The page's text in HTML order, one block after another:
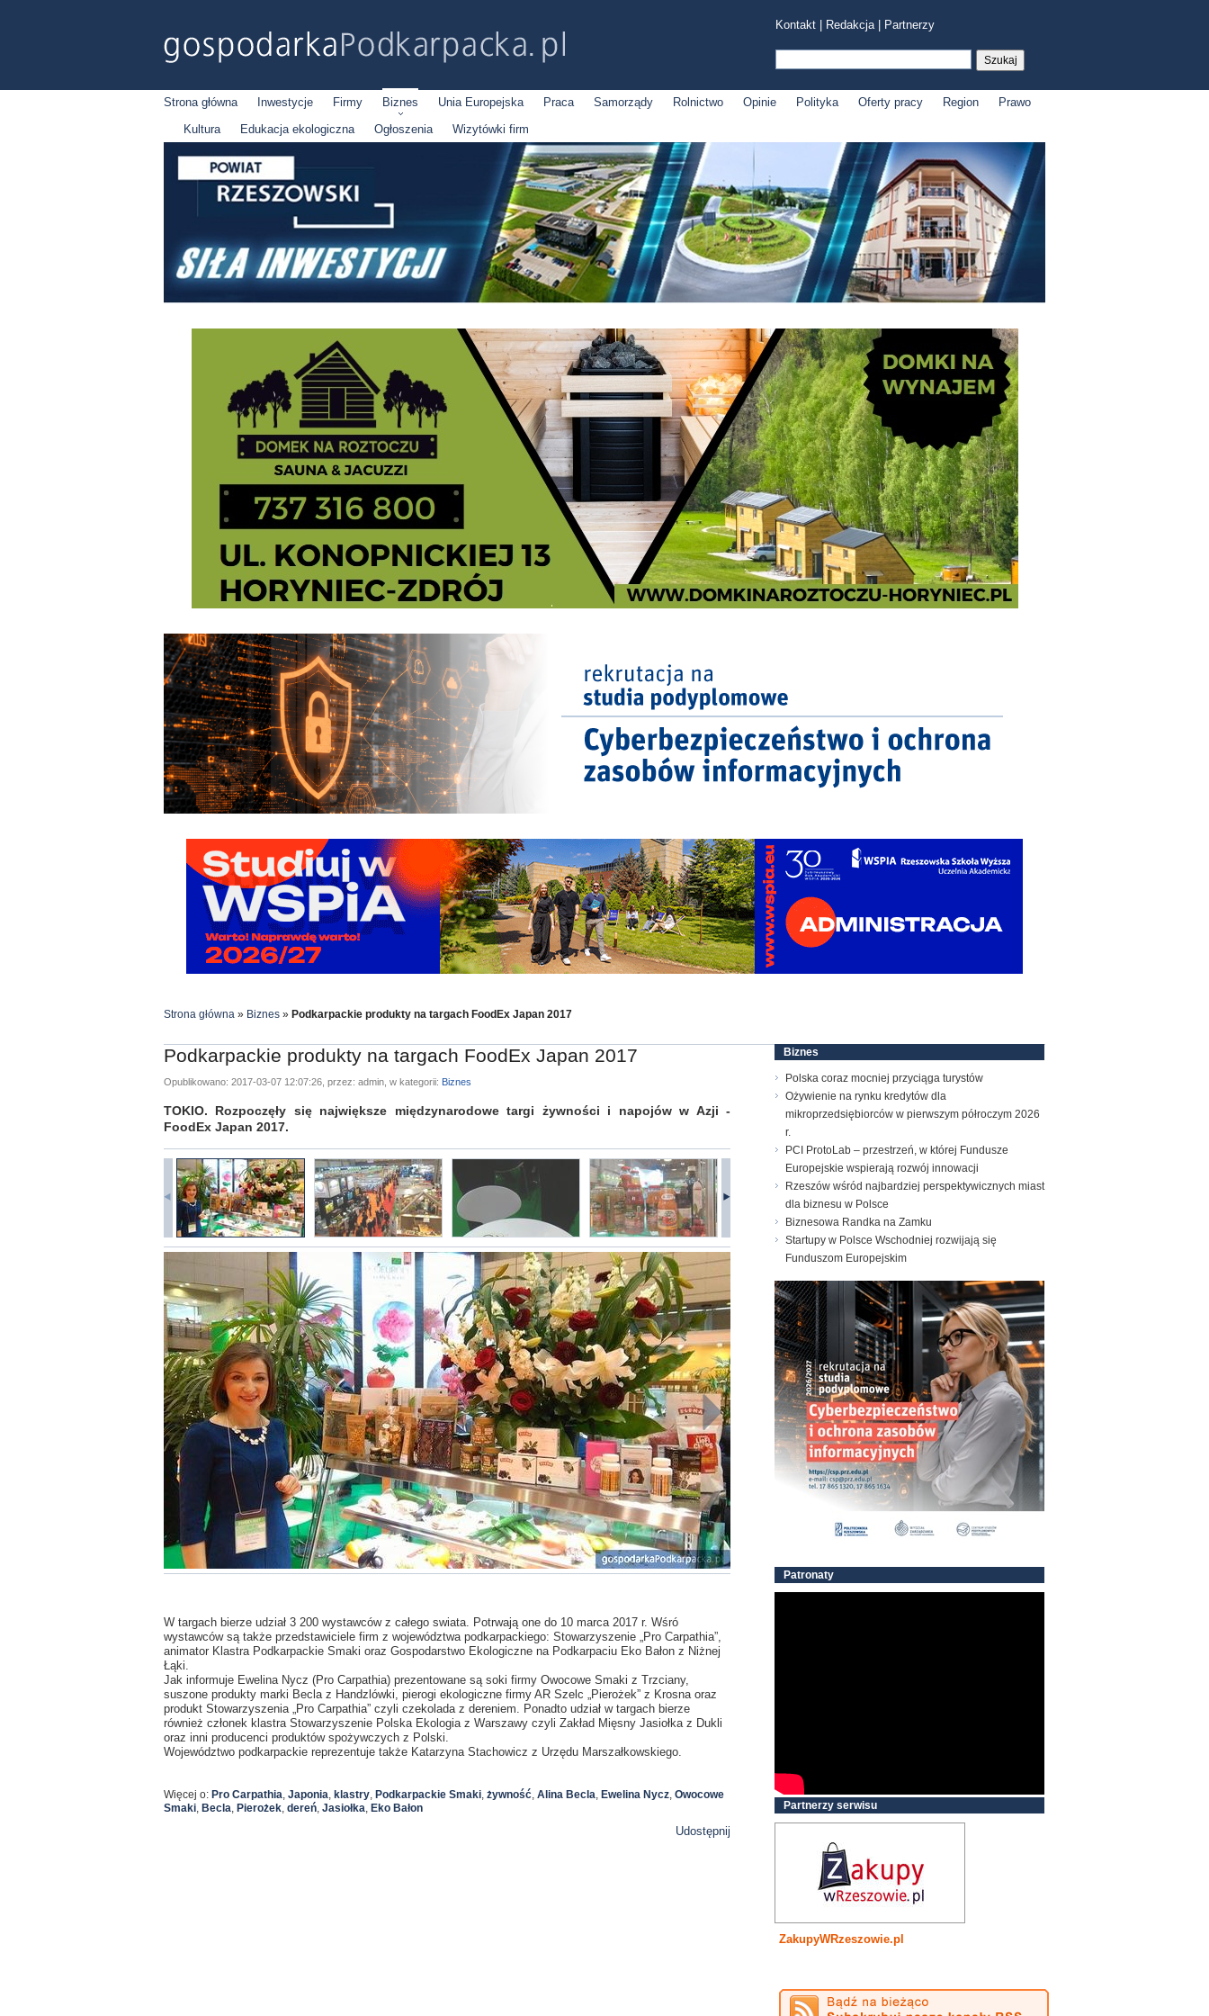
Kontakt Redakcja| Partnerzy
Strona główna Inwestycje Firmy Biznes Unia Europejska Praca Samorządy Rolnictwo Opinie Polityka Oferty pracy Region
Prawo
Kultura
Edukacja ekologiczna Ogłoszenia Wizytówki firm
Strona główna » Biznes » Podkarpackie produkty na targach FoodEx Japan 2017
Podkarpackie produkty na targach FoodEx Japan 2017
Opublikowano: 2017-03-07 12:07:26, przez: admin, w kategorii: Biznes
TOKIO. Rozpoczęły się największe międzynarodowe targi żywności i napojów w Azji -
FoodEx Japan 2017.
W targach bierze udział 3 200 wystawców z całego swiata. Potrwają one do 10 marca 2017 r. Wśró
wystawców są także przedstawiciele firm z województwa podkarpackiego: Stowarzyszenie „Pro Carpathia”,
animator Klastra Podkarpackie Smaki oraz Gospodarstwo Ekologiczne na Podkarpaciu Eko Bałon z Niżnej
Łąki.
Jak informuje Ewelina Nycz (Pro Carpathia) prezentowane są soki firmy Owocowe Smaki z Trzciany,
suszone produkty marki Becla z Handzlówki, pierogi ekologiczne firmy AR Szelc „Pierożek” z Krosna oraz
produkt Stowarzyszenia „Pro Carpathia” czyli czekolada z dereniem. Ponadto udział w targach bierze
również członek klastra Stowarzyszenie Polska Ekologia z Warszawy czyli Zakład Mięsny Jasiołka z Dukli
oraz inni producenci produktów spożywczych z Polski.
Województwo podkarpackie reprezentuje także Katarzyna Stachowicz z Urzędu Marszałkowskiego.
Więcej o: Pro Carpathia, Japonia, klastry, Podkarpackie Smaki, żywność, Alina Becla, Ewelina Nycz, Owocowe
Smaki, Becla, Pierożek, dereń, Jasiołka, Eko Bałon
Udostępnij
Biznes
Polska coraz mocniej przyciąga turystów
Ożywienie na rynku kredytów dla
mikroprzedsiębiorców w pierwszym półroczym 2026
r.
PCI ProtoLab – przestrzeń, w której Fundusze
Europejskie wspierają rozwój innowacji
Rzeszów wśród najbardziej perspektywicznych miast
dla biznesu w Polsce
Biznesowa Randka na Zamku
Startupy w Polsce Wschodniej rozwijają się
Funduszom Europejskim
Patronaty
Partnerzy serwisu
ZakupyWRzeszowie.pl